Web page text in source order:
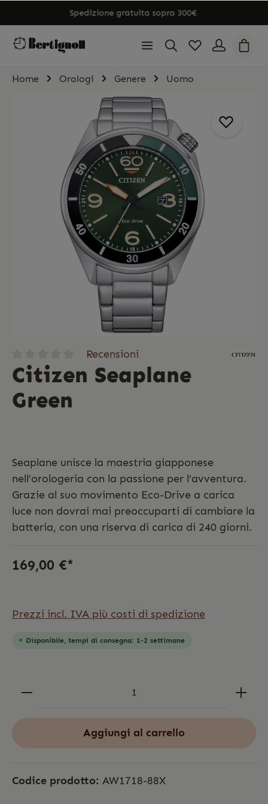
Spedizione gratuita sopra 300€
Home Orologi Genere Uomo
Recensioni
Citizen Seaplane
Green
Seaplane unisce la maestria giapponese
nell’orologeria con la passione per l’avventura.
Grazie al suo movimento Eco-Drive a carica
luce non dovrai mai preoccuparti di cambiare la
batteria, con una riserva di carica di 240 giorni.
169,00 €*
Prezzi incl. IVA più costi di spedizione
Disponibile, tempi di consegna: 1-2 settimane
Aggiungi al carrello
Codice prodotto: AW1718-88X